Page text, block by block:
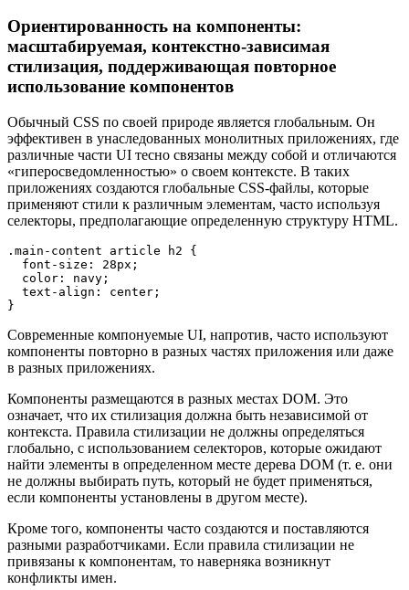
Ориентированность на компоненты:
масштабируемая, контекстно-зависимая
стилизация, поддерживающая повторное
использование компонентов
Обычный CSS по своей природе является глобальным. Он
эффективен в унаследованных монолитных приложениях, где
различные части UI тесно связаны между собой и отличаются
«гиперосведомленностью» о своем контексте. В таких
приложениях создаются глобальные CSS-файлы, которые
применяют стили к различным элементам, часто используя
селекторы, предполагающие определенную структуру HTML.
.main-content article h2 {
  font-size: 28px;
  color: navy;
  text-align: center;
}
Современные компонуемые UI, напротив, часто используют
компоненты повторно в разных частях приложения или даже
в разных приложениях.
Компоненты размещаются в разных местах DOM. Это
означает, что их стилизация должна быть независимой от
контекста. Правила стилизации не должны определяться
глобально, с использованием селекторов, которые ожидают
найти элементы в определенном месте дерева DOM (т. е. они
не должны выбирать путь, который не будет применяться,
если компоненты установлены в другом месте).
Кроме того, компоненты часто создаются и поставляются
разными разработчиками. Если правила стилизации не
привязаны к компонентам, то наверняка возникнут
конфликты имен.